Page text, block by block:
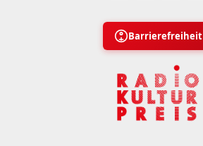
Barrierefreiheit